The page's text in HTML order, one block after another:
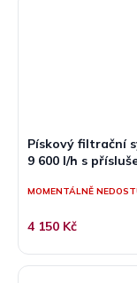
Pískový filtrační
9 600 l/h s
MOMENTÁLNĚ
4 150 Kč